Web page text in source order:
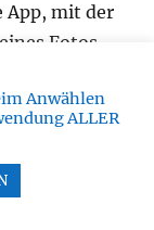
App, mit der
Fotos
incognita
einsetze,
fällt
– die
hilfreich….
Anwählen
ALLER